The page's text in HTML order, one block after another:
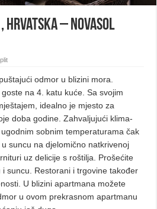
Hrvatska – Novasol
odmor u blizini mora.
na 4. katu kuće. Sa svojim
idealno je mjesto za
doba godine. Zahvaljujući klima-
sobnim temperaturama čak
suncu na djelomično natkrivenoj
uz delicije s roštilja. Prošećite
suncu. Restorani i trgovine također
U blizini apartmana možete
u ovom prekrasnom apartmanu